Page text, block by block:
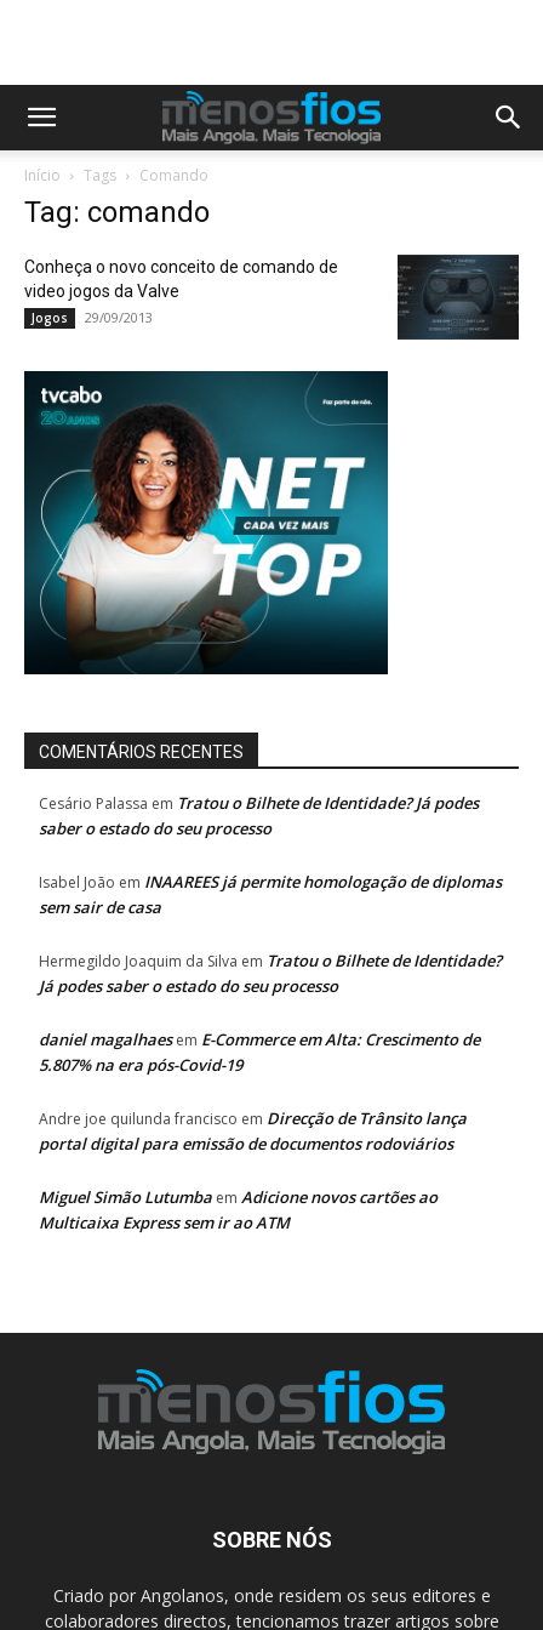
Início Tags Comando
Tag: comando
Conheça o novo conceito de comando de
video jogos da Valve
Jogos 29/09/2013
COMENTÁRIOS RECENTES
Cesário Palassa em Tratou o Bilhete de Identidade? Já podes
saber o estado do seu processo
Isabel João em INAAREES já permite homologação de diplomas
sem sair de casa
Hermegildo Joaquim da Silva em Tratou o Bilhete de Identidade?
Já podes saber o estado do seu processo
daniel magalhaesem E-Commerce em Alta: Crescimento de
5.807% na era pós-Covid-19
Andre joe quilunda francisco em Direcção de Trânsito lança
portal digital para emissão de documentos rodoviários
Miguel Simão Lutumba em Adicione novos cartões ao
Multicaixa Express sem ir ao ATM
SOBRE NÓS
Criado por Angolanos, onde residem os seus editores e
colaboradores directos, tencionamos trazer artigos sobre